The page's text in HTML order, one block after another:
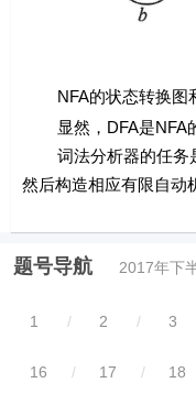
NFA的状态转换图
显然，DFA是NFA的
词法分析器的任务是
然后构造相应有限自动
题号导航 2017年下
1 / 2 / 3
16 / 17 / 18